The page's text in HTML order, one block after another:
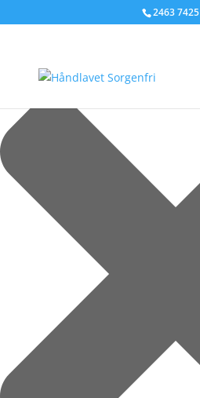
Administrer samtykke til cookies2463 7425